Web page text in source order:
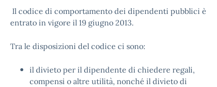
Il codice di comportamento dei dipendenti pubblici è
entrato in vigore il 19 giugno 2013.
Tra le disposizioni del codice ci sono:
il divieto per il dipendente di chiedere regali,
compensi o altre utilità, nonché il divieto di